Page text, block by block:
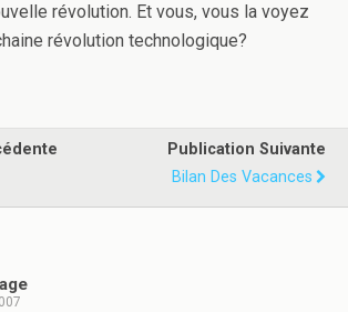
révolution. Et vous, vous la voyez
révolution technologique?
Publication Suivante
Bilan Des Vacances